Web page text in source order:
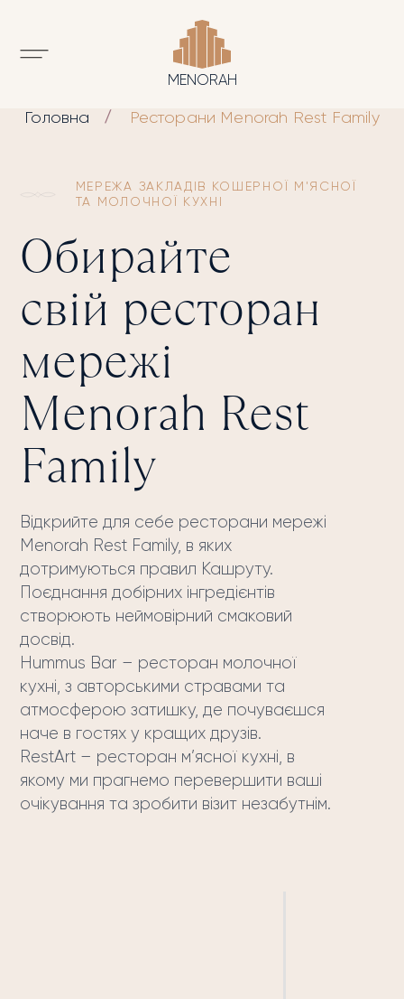
MENORAH
Головна Ресторани Menorah Rest Family
МЕРЕЖА ЗАКЛАДІВ КОШЕРНОЇ М'ЯСНОЇ
ТА МОЛОЧНОЇ КУХНІ
Обирайте
свій ресторан
мережі
Menorah Rest
Family
Відкрийте для себе ресторани мережі
Menorah Rest Family, в яких
дотримуються правил Кашруту.
Поєднання добірних інгредієнтів
створюють неймовірний смаковий
досвід.
Hummus Bar – ресторан молочної
кухні, з авторськими стравами та
атмосферою затишку, де почуваєшся
наче в гостях у кращих друзів.
RestArt – ресторан м’ясної кухні, в
якому ми прагнемо перевершити ваші
очікування та зробити візит незабутнім.